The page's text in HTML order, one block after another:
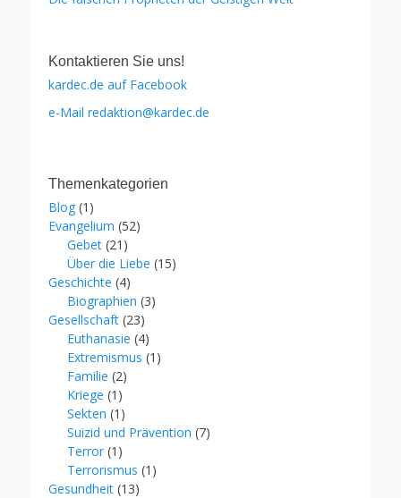
Kontaktieren Sie uns!
kardec.de auf Facebook
e-Mail redaktion@kardec.de
Themenkategorien
Blog (1)
Evangelium (52)
Gebet (21)
Über die Liebe (15)
Geschichte (4)
Biographien (3)
Gesellschaft (23)
Euthanasie (4)
Extremismus (1)
Familie (2)
Kriege (1)
Sekten (1)
Suizid und Prävention (7)
Terror (1)
Terrorismus (1)
Gesundheit (13)